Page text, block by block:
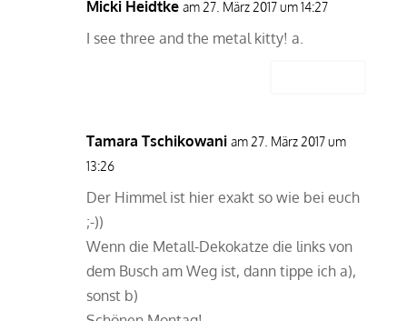
Micki Heidtke am 27. März 2017 um 14:27
I see three and the metal kitty! a.
Tamara Tschikowani am 27. März 2017 um
13:26
Der Himmel ist hier exakt so wie bei euch
;-))
Wenn die Metall-Dekokatze die links von
dem Busch am Weg ist, dann tippe ich a),
sonst b)